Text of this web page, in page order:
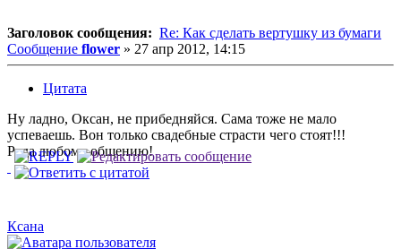
Заголовок сообщения: Re: Как сделать вертушку из бумаги
Сообщение flower » 27 апр 2012, 14:15
Цитата
Ну ладно, Оксан, не прибедняйся. Сама тоже не мало
успеваешь. Вон только свадебные страсти чего стоят!!!
Рада любому общению!
Ксана